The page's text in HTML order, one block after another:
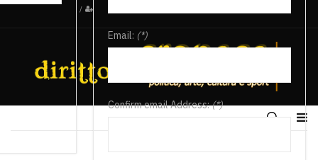
/
Email: (*)
Confirm email Address:(*)